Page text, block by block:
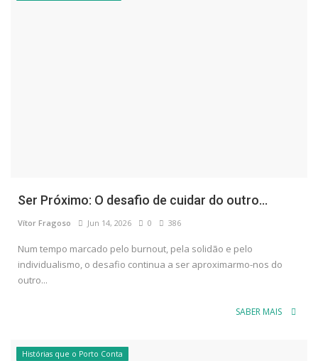
Ser Próximo: O desafio de cuidar do outro...
Vítor Fragoso Jun 14, 2026 0 386
Num tempo marcado pelo burnout, pela solidão e pelo
individualismo, o desafio continua a ser aproximarmo-nos do
outro...
SABER MAIS
Histórias que o Porto Conta